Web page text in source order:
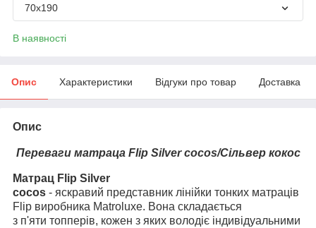
70х190
В наявності
Опис Характеристики Відгуки про товар Доставка
Опис
Переваги матраца Flip Silver cocos/Сільвер кокос
Матрац Flip Silver
cocos - яскравий представник лінійки тонких матраців
Flip виробника Matroluxe. Вона складається
з п'яти топперів, кожен з яких володіє індивідуальними